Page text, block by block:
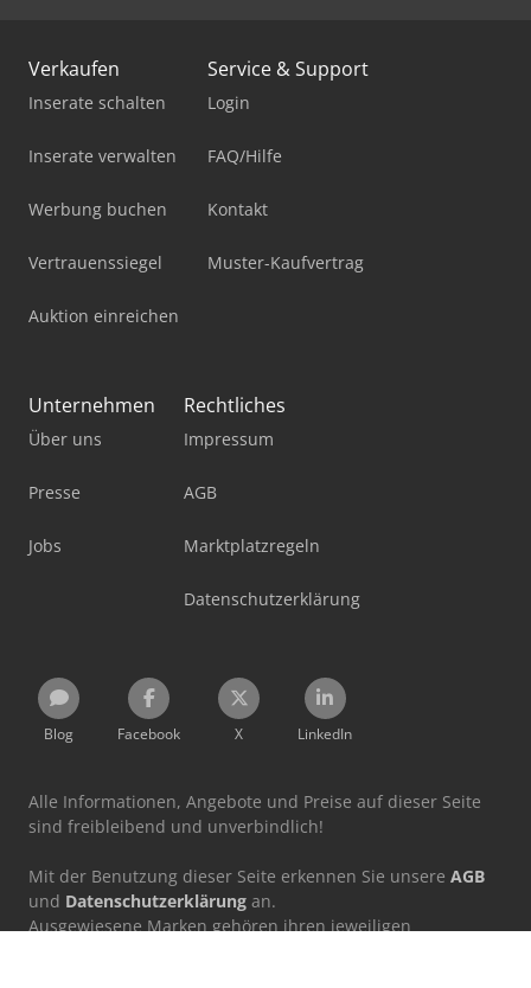
Verkaufen
Inserate schalten
Inserate verwalten
Werbung buchen
Vertrauenssiegel
Auktion einreichen
Service & Support
Login
FAQ/Hilfe
Kontakt
Muster-Kaufvertrag
Unternehmen
Über uns
Presse
Jobs
Rechtliches
Impressum
AGB
Marktplatzregeln
Datenschutzerklärung
Blog Facebook X LinkedIn
Alle Informationen, Angebote und Preise auf dieser Seite
sind freibleibend und unverbindlich!
Mit der Benutzung dieser Seite erkennen Sie unsere AGB
und Datenschutzerklärung an.
Ausgewiesene Marken gehören ihren jeweiligen